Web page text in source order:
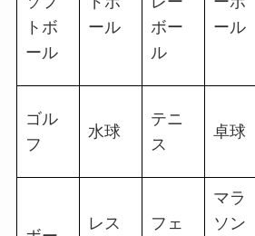
トボ
ール
ール
ボー
ル
ール
ゴル
フ
水球
テニ
ス
卓球
レス フェ
マラ
ソン